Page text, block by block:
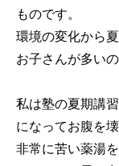
ものです。
環境の変化から
お子さんが多いの
私は塾の夏期講
になってお腹を壊
非常に苦い薬湯